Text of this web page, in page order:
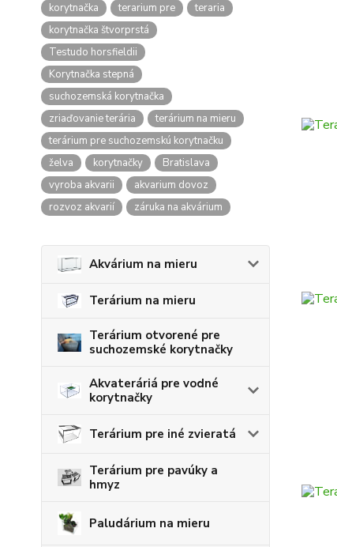
korytnačka
terarium pre
teraria
korytnačka štvorprstá
Testudo horsfieldii
Korytnačka stepná
suchozemská korytnačka
zriaďovanie terária
terárium na mieru
terárium pre suchozemskú korytnačku
želva
korytnačky
Bratislava
vyroba akvarii
akvarium dovoz
rozvoz akvarií
záruka na akvárium
Akvárium na mieru
Terárium na mieru
Terárium otvorené pre
suchozemské korytnačky
Akvateráriá pre vodné
korytnačky
Terárium pre iné zvieratá
Terárium pre pavúky a
hmyz
Paludárium na mieru